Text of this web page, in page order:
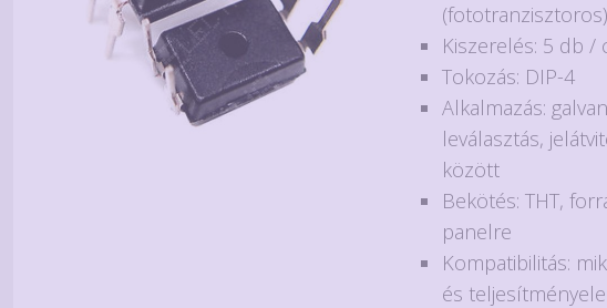
Kiszerelés: 5 db /
Tokozás: DIP-4
Alkalmazás:
leválasztás,
között
Bekötés: THT,
panelre
Kompatibilitás:
és